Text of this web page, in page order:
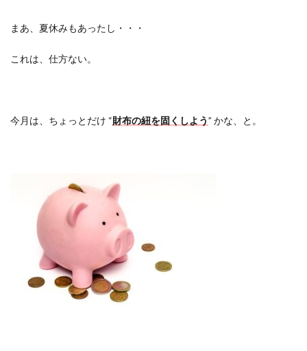
まあ、夏休みもあったし・・・
これは、仕方ない。
今月は、ちょっとだけ “財布の紐を固くしよう” かな、と。